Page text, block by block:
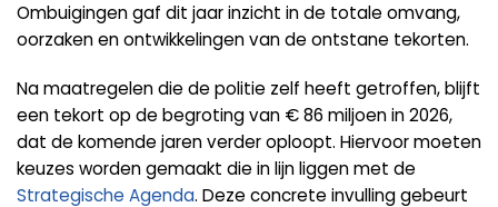
Ombuigingen gaf dit jaar inzicht in de totale omvang,
oorzaken en ontwikkelingen van de ontstane tekorten.
Na maatregelen die de politie zelf heeft getroffen, blijft
een tekort op de begroting van € 86 miljoen in 2026,
dat de komende jaren verder oploopt. Hiervoor moeten
keuzes worden gemaakt die in lijn liggen met de
Strategische Agenda. Deze concrete invulling gebeurt